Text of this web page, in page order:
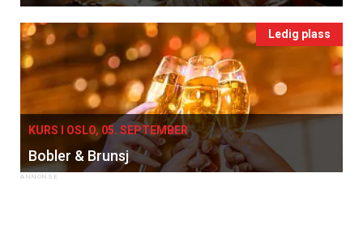
Ledig plass
KURS I OSLO, 05. SEPTEMBER
Bobler & Brunsj